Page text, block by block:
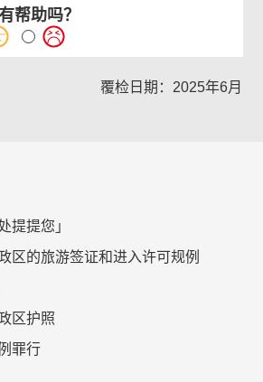
帮助吗？
覆检日期：2025年6月
提提您」
区的旅游签证和进入许可规例
区护照
罪行